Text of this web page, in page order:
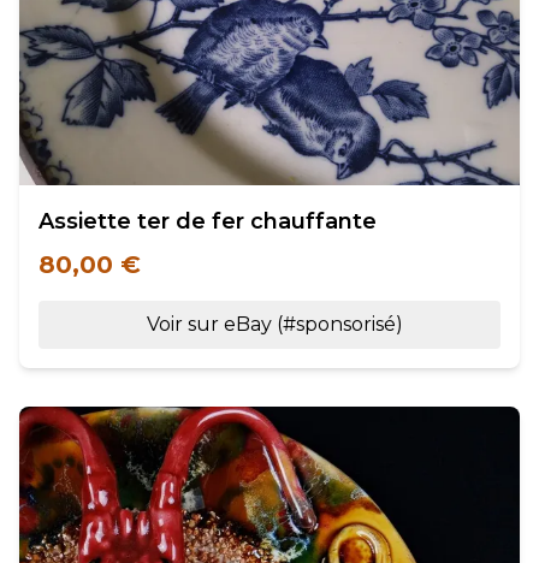
Assiette ter de fer chauffante
80,00 €
Voir sur eBay (#sponsorisé)